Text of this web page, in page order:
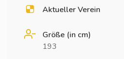
Aktueller Verein
Größe (in cm)
193